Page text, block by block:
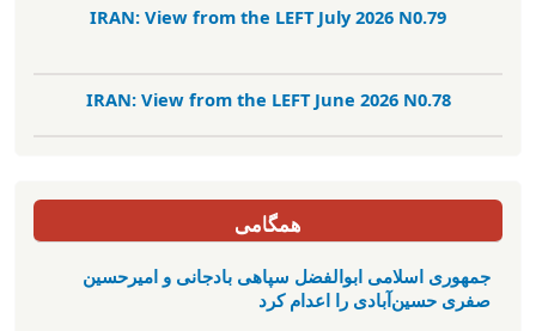
IRAN: View from the LEFT July 2026 N0.79
IRAN: View from the LEFT June 2026 N0.78
همگامی
جمهوری اسلامی ابوالفضل سپاهی بادجانی و امیرحسین
صفری حسین‌آبادی را اعدام کرد